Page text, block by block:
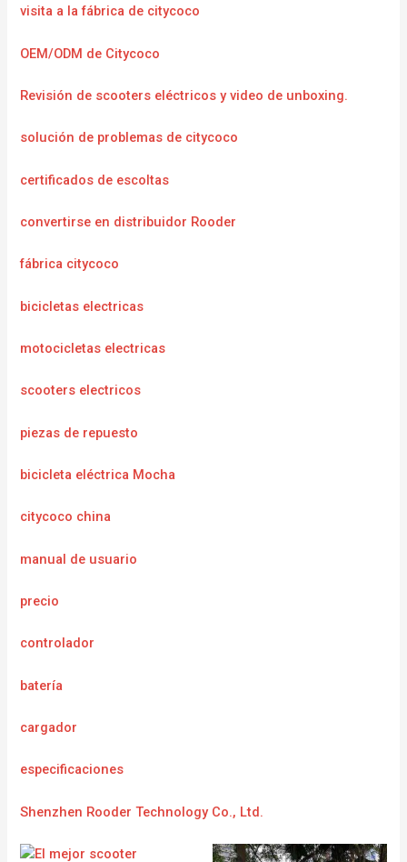
visita a la fábrica de citycoco
OEM/ODM de Citycoco
Revisión de scooters eléctricos y video de unboxing.
solución de problemas de citycoco
certificados de escoltas
convertirse en distribuidor Rooder
fábrica citycoco
bicicletas electricas
motocicletas electricas
scooters electricos
piezas de repuesto
bicicleta eléctrica Mocha
citycoco china
manual de usuario
precio
controlador
batería
cargador
especificaciones
Shenzhen Rooder Technology Co., Ltd.